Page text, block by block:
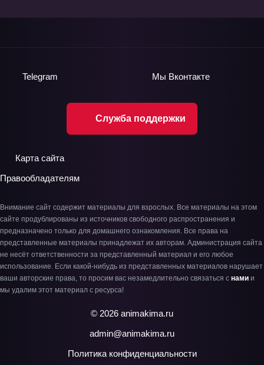
Служба поддержки
Telegram Мы Вконтакте
Карта сайта
Правообладателям
Внимание сайт содержит материалы для взрослых. Все материалы на этом
сайте продублированы из источников свободного распространения и
предназначено только для домашнего ознакомления. Все права на
представленные материалы принадлежат их авторам. Администрация сайта
не несёт ответственности за представленный материал и его любое
использование. Если какой-нибудь из представленных материалов нарушает
ваши авторские права, то просим вас незамедлительно связаться с нами и
мы удалим этот материал с ресурса!
© 2026 animakima.ru
admin@animakima.ru
Политика конфиденциальности